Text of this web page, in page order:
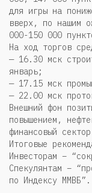
для игры на
вверх, по нашим
000-150 000
На ход торгов
— 16.30 мск
январь;
— 17.15 мск
— 22.00 мск
Внешний фон
повышением,
финансовый
Итоговые
Инвесторам –
Спекулянтам –
по Индексу ММВБ”.